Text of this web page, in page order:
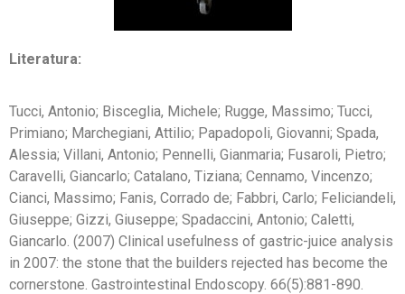
Literatura:
Tucci, Antonio; Bisceglia, Michele; Rugge, Massimo; Tucci,
Primiano; Marchegiani, Attilio; Papadopoli, Giovanni; Spada,
Alessia; Villani, Antonio; Pennelli, Gianmaria; Fusaroli, Pietro;
Caravelli, Giancarlo; Catalano, Tiziana; Cennamo, Vincenzo;
Cianci, Massimo; Fanis, Corrado de; Fabbri, Carlo; Feliciandeli,
Giuseppe; Gizzi, Giuseppe; Spadaccini, Antonio; Caletti,
Giancarlo. (2007) Clinical usefulness of gastric-juice analysis
in 2007: the stone that the builders rejected has become the
cornerstone. Gastrointestinal Endoscopy. 66(5):881-890.